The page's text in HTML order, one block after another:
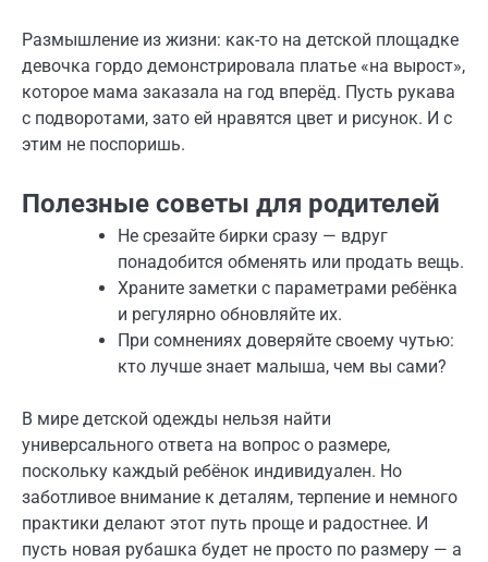
Размышление из жизни: как-то на детской площадке
девочка гордо демонстрировала платье «на вырост»,
которое мама заказала на год вперёд. Пусть рукава
с подворотами, зато ей нравятся цвет и рисунок. И с
этим не поспоришь.
Полезные советы для родителей
Не срезайте бирки сразу — вдруг
понадобится обменять или продать вещь.
Храните заметки с параметрами ребёнка
и регулярно обновляйте их.
При сомнениях доверяйте своему чутью:
кто лучше знает малыша, чем вы сами?
В мире детской одежды нельзя найти
универсального ответа на вопрос о размере,
поскольку каждый ребёнок индивидуален. Но
заботливое внимание к деталям, терпение и немного
практики делают этот путь проще и радостнее. И
пусть новая рубашка будет не просто по размеру — а